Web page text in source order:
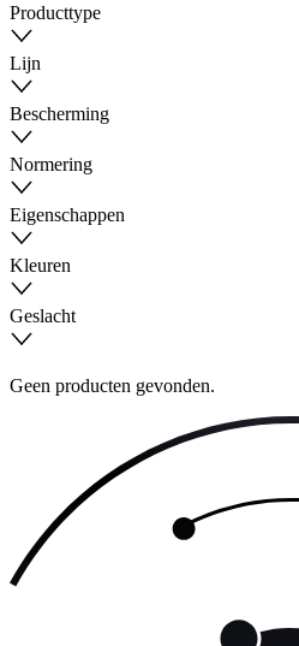
Producttype
Lijn
Bescherming
Normering
Eigenschappen
Kleuren
Geslacht
Geen producten gevonden.